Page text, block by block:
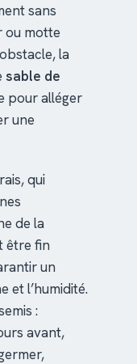
sans
ou motte
la
sable de
pour alléger
une
qui
de la
être fin
un
et l’humidité.
:
avant,